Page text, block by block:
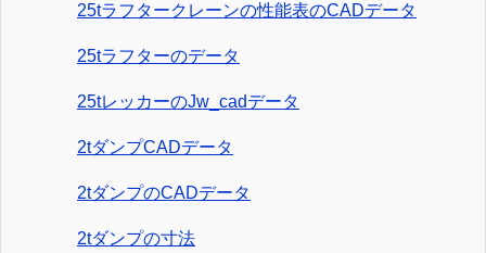
25tラフタークレーンの性能表のCADデータ
25tラフターのデータ
25tレッカーのJw_cadデータ
2tダンプCADデータ
2tダンプのCADデータ
2tダンプの寸法